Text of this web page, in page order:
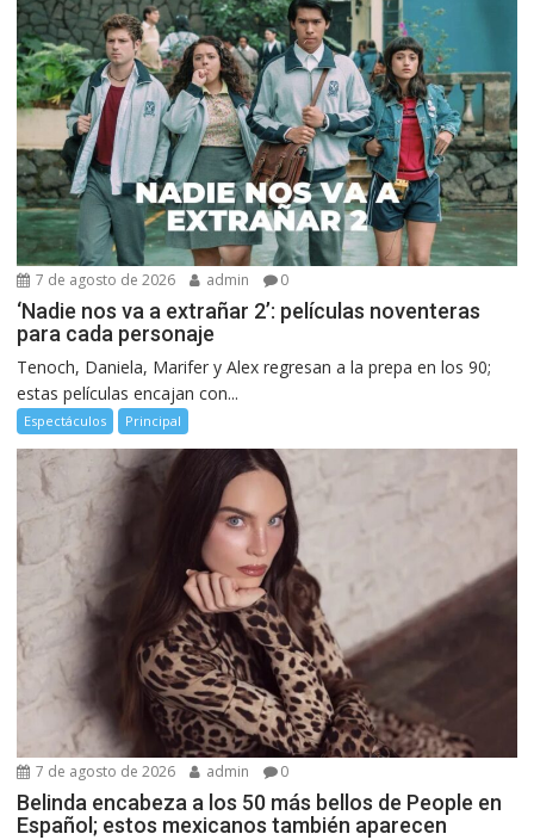
7 de agosto de 2026 admin 0
‘Nadie nos va a extrañar 2’: películas noventeras
para cada personaje
Tenoch, Daniela, Marifer y Alex regresan a la prepa en los 90;
estas películas encajan con...
Espectáculos Principal
7 de agosto de 2026 admin 0
Belinda encabeza a los 50 más bellos de People en
Español; estos mexicanos también aparecen